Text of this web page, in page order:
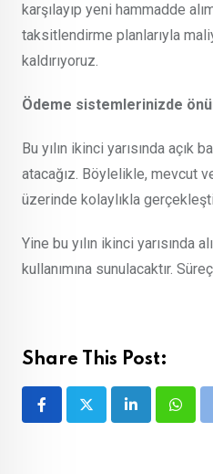
karşılayıp yeni hammadde
taksitlendirme planlarıyla
kaldırıyoruz.
Ödeme sistemlerinizde
Bu yılın ikinci yarısında
atacağız. Böylelikle, mevcut
üzerinde kolaylıkla
Yine bu yılın ikinci yarısında
kullanımına sunulacaktır.
Share This Post:
LinkedIn